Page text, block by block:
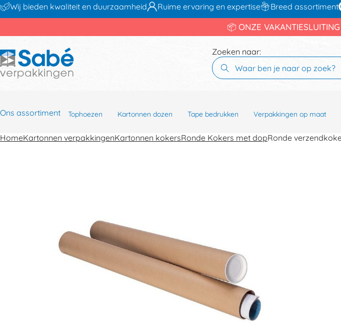
Wij bieden kwaliteit en duurzaamheid Ruime ervaring en expertise Breed assortiment
📦 ONZE
Zoeken naar:
Ons assortiment Tophoezen Kartonnen dozen Tape bedrukken Verpakkingen op maat
HomeKartonnen verpakkingenKartonnen kokersRonde Kokers met dopRonde